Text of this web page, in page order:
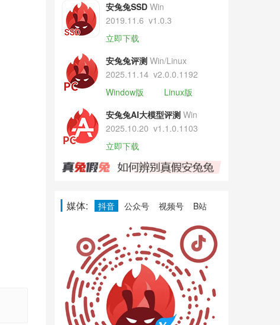
安兔兔SSD Win
2019.11.6 v1.0.3
立即下载
安兔兔评测 Win/Linux
2025.11.14 v2.0.0.1192
Window版
Linux版
安兔兔AI大模型评测 Win
2025.10.20 v1.1.0.1103
立即下载
媒体: 抖音 公众号 视频号 B站